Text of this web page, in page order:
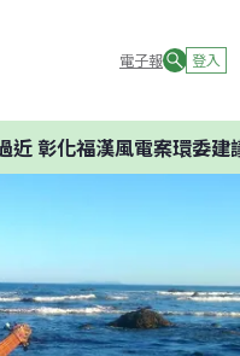
電子報 登入
福漢風電案環委建議不應